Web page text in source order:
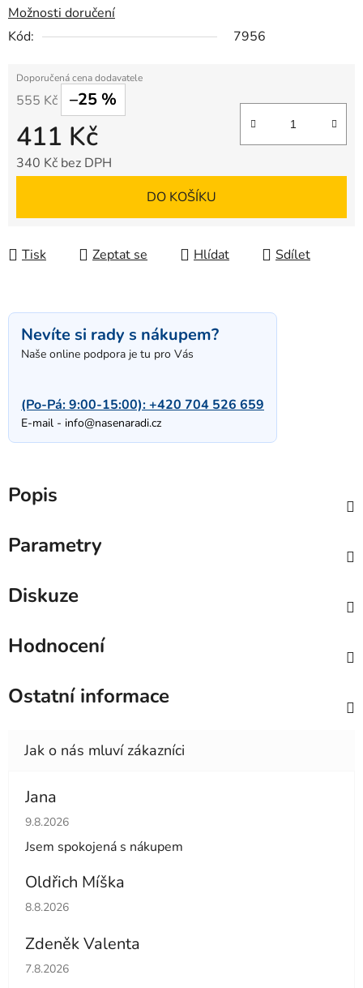
Možnosti doručení
Kód:
7956
555 Kč –25 %
411 Kč
340 Kč bez DPH
DO KOŠÍKU
Tisk Zeptat se Hlídat Sdílet
Nevíte si rady s nákupem?
Naše online podpora je tu pro Vás
(Po-Pá: 9:00-15:00):+420 704 526 659
E-mail - info@nasenaradi.cz
Popis
Parametry
Diskuze
Hodnocení
Ostatní informace
Jana
Hodnocení obchodu je 5 z 5 hvězdiček.
9.8.2026
Jsem spokojená s nákupem
Oldřich Míška
Hodnocení obchodu je 5 z 5 hvězdiček.
8.8.2026
Zdeněk Valenta
Hodnocení obchodu je 5 z 5 hvězdiček.
7.8.2026